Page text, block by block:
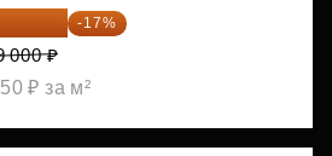
070 ₽ -17%
000 ₽
₽ за м²